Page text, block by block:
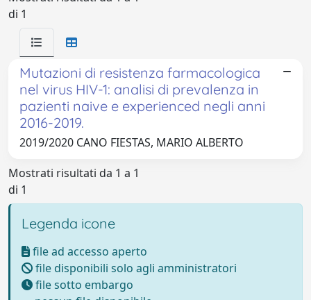
di 1
Mutazioni di resistenza farmacologica
nel virus HIV-1: analisi di prevalenza in
pazienti naive e experienced negli anni
2016-2019.
2019/2020 CANO FIESTAS, MARIO ALBERTO
Mostrati risultati da 1 a 1
di 1
Legenda icone
file ad accesso aperto
file disponibili solo agli amministratori
file sotto embargo